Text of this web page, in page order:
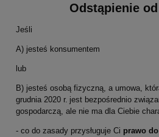
Odstąpienie
Jeśli
A) jesteś konsumentem
lub
B) jesteś osobą fizyczną, a umowa,
grudnia 2020 r. jest bezpośrednio
gospodarczą, ale nie ma dla Ciebie
- co do zasady przysługuje Ci prawo